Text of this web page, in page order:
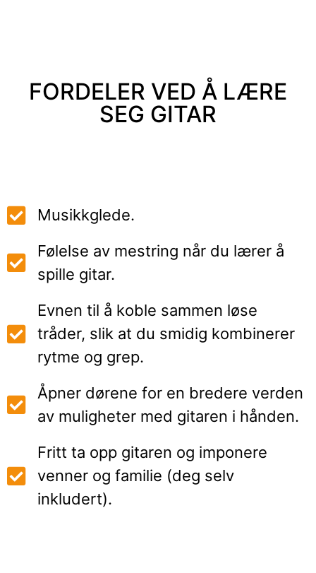
FORDELER VED Å LÆRE
SEG GITAR
Musikkglede.
Følelse av mestring når du lærer å
spille gitar.
Evnen til å koble sammen løse
tråder, slik at du smidig kombinerer
rytme og grep.
Åpner dørene for en bredere verden
av muligheter med gitaren i hånden.
Fritt ta opp gitaren og imponere
venner og familie (deg selv
inkludert).